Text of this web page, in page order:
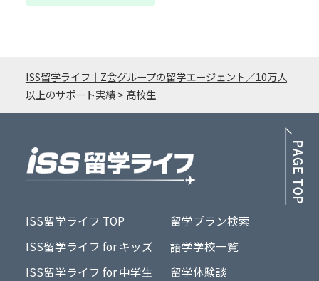
ISS留学ライフ｜Z会グループの留学エージェント／10万人
以上のサポート実績> 高校生
ISS留学ライフ TOP
ISS留学ライフ for キッズ
ISS留学ライフ for 中学生
留学プラン検索
語学学校一覧
留学体験談